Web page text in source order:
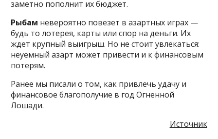
заметно пополнит их бюджет.
Рыбам невероятно повезет в азартных играх —
будь то лотерея, карты или спор на деньги. Их
ждет крупный выигрыш. Но не стоит увлекаться:
неуемный азарт может привести и к финансовым
потерям.
Ранее мы писали о том, как привлечь удачу и
финансовое благополучие в год Огненной
Лошади.
Источник